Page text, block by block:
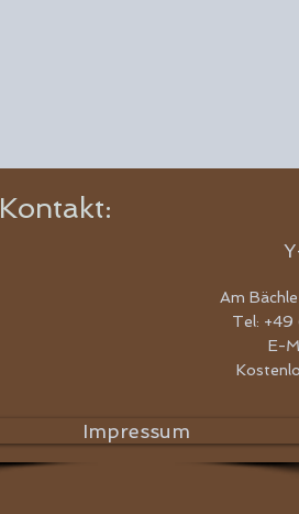
Kontakt:
Am
Tel:
E-
Impressum